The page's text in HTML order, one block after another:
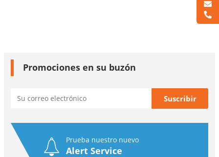
Promociones en su buzón
Prueba nuestro nuevo
Alert Service